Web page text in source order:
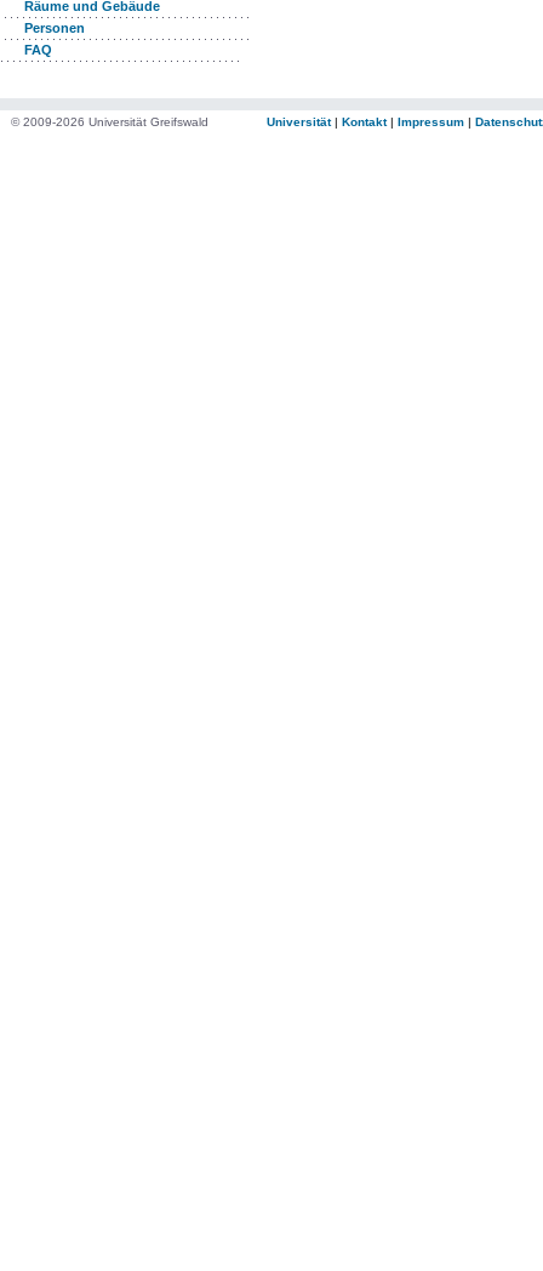
Räume und Gebäude
Personen
FAQ
© 2009-2026 Universität Greifswald Universität| Kontakt| Impressum |